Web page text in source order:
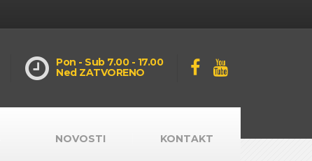
Pon - Sub 7.00 - 17.00
Ned ZATVORENO
NOVOSTI KONTAKT